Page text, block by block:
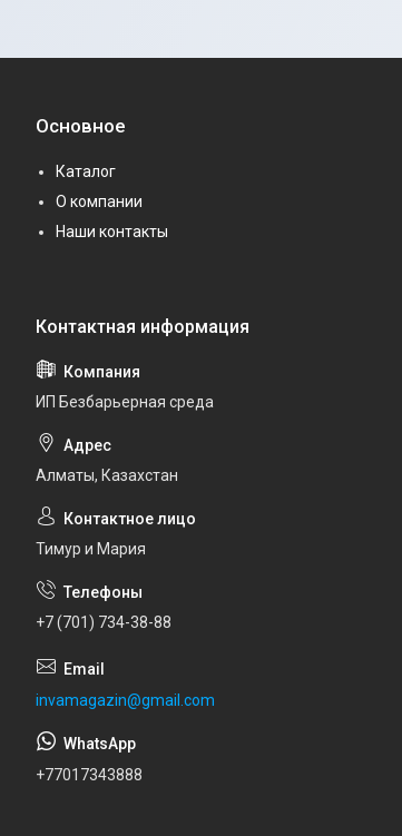
Основное
Каталог
О компании
Наши контакты
ИП Безбарьерная среда
Алматы, Казахстан
Тимур и Мария
+7 (701) 734-38-88
invamagazin@gmail.com
+77017343888